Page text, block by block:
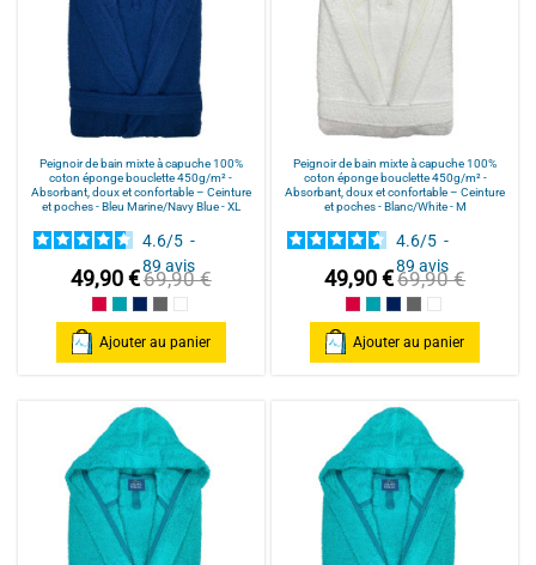
Peignoir de bain mixte à capuche 100%
coton éponge bouclette 450g/m² -
Absorbant, doux et confortable – Ceinture
et poches - Bleu Marine/Navy Blue - XL
4.6/5 -
89 avis
49,90 €69,90 €
Framboise/Fuschia
Bleu Canard
Bleu Marine/Navy Blue
Gris/Grey
Blanc/White
Ajouter au panier
Peignoir de bain mixte à capuche 100%
coton éponge bouclette 450g/m² -
Absorbant, doux et confortable – Ceinture
et poches - Blanc/White - M
4.6/5 -
89avis
49,90 €69,90 €
Framboise/Fuschia
Bleu Canard
Bleu Marine/Navy
Gris/Grey
Blanc/White
Ajouter au panier